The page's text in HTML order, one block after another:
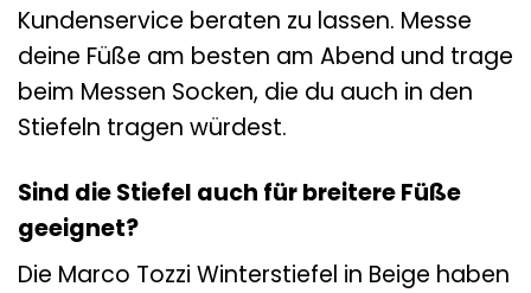
Kundenservice beraten zu lassen. Messe
deine Füße am besten am Abend und trage
beim Messen Socken, die du auch in den
Stiefeln tragen würdest.
Sind die Stiefel auch für breitere Füße
geeignet?
Die Marco Tozzi Winterstiefel in Beige haben